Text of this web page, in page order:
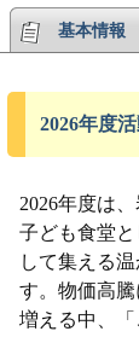
基本情報
2026年度
2026年度は
子ども食堂
して集える
す。物価高
増える中、